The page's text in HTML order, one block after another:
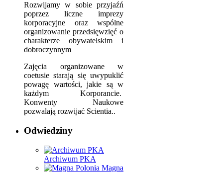
Rozwijamy w sobie przyjaźń
poprzez liczne imprezy
korporacyjne oraz wspólne
organizowanie przedsięwzięć o
charakterze obywatelskim i
dobroczynnym
Zajęcia organizowane w
coetusie starają się uwypuklić
powagę wartości, jakie są w
każdym Korporancie.
Konwenty Naukowe
pozwalają rozwijać Scientia..
Odwiedziny
Archiwum PKA
Magna